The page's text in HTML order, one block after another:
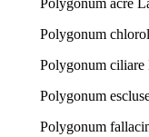
Polygonum acre
Polygonum
Polygonum ciliare
Polygonum
Polygonum